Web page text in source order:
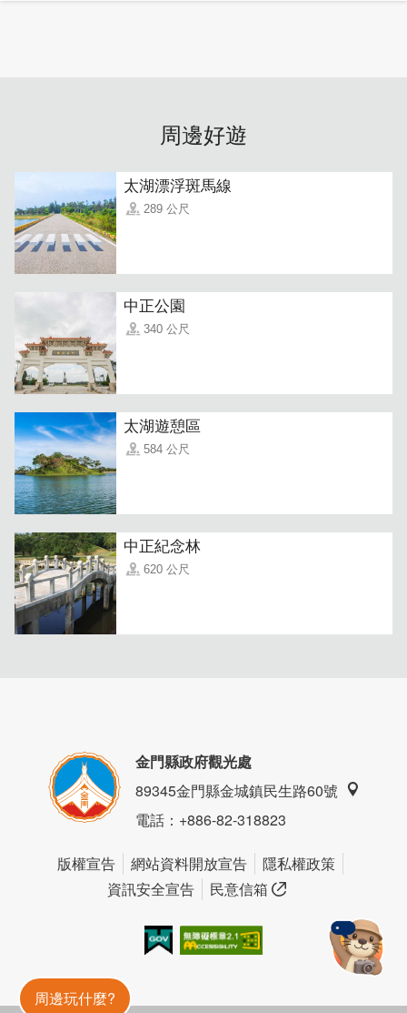
周邊好遊
太湖漂浮斑馬線
289 公尺
中正公園
340 公尺
太湖遊憩區
584 公尺
中正紀念林
620 公尺
金門縣政府觀光處
89345金門縣金城鎮民生路60號
電話：+886-82-318823
版權宣告 網站資料開放宣告
隱私權政策
資訊安全宣告
民意信箱
周邊玩什麼?